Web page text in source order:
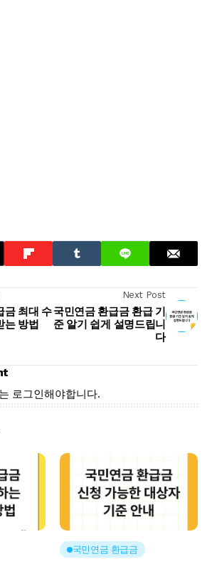
금 최대 수
는 방법
Next Post
국민연금 환급금 환급 기
준 알기 쉽게 설명드립니
다
로그인해야합니다.
국민연금 환급금